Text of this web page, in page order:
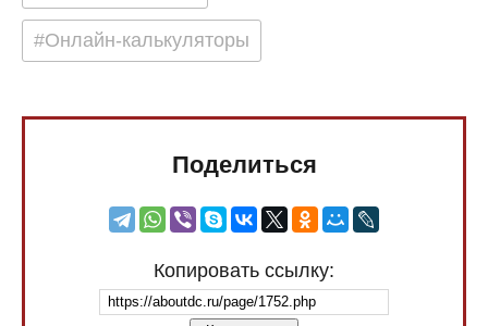
#Онлайн-калькуляторы
Поделиться
Копировать ссылку: